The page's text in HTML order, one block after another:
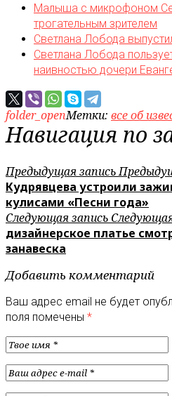
Малыша с микрофоном
трогательным зрителем
Светлана Лобода
Светлана Лобода
наивностью дочери
folder_openМетки: все об
Навигация по
Предыдущая запись
Кудрявцева устроили
кулисами «Песни года»
Следующая запись
дизайнерское платье
занавеска
Добавить комментарий
Ваш адрес email не будет
поля помечены *